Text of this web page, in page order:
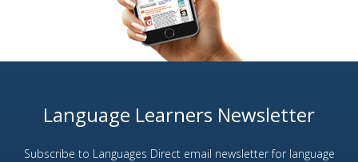
Language Learners Newsletter
Subscribe to Languages Direct email newsletter for language